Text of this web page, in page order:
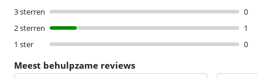
3 sterren
0
2 sterren
1
1 ster
0
Meest behulpzame reviews